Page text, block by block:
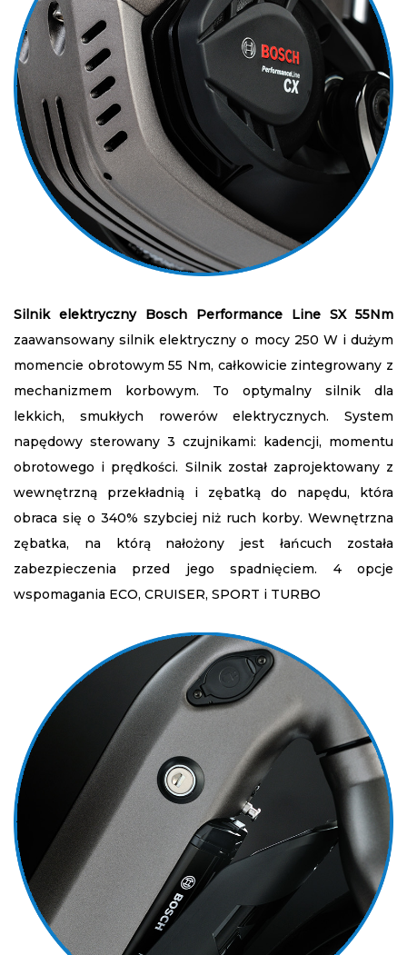
Silnik elektryczny Bosch Performance Line SX 55Nm
zaawansowany silnik elektryczny o mocy 250 W i dużym
momencie obrotowym 55 Nm, całkowicie zintegrowany z
mechanizmem korbowym. To optymalny silnik dla
lekkich, smukłych rowerów elektrycznych. System
napędowy sterowany 3 czujnikami: kadencji, momentu
obrotowego i prędkości. Silnik został zaprojektowany z
wewnętrzną przekładnią i zębatką do napędu, która
obraca się o 340% szybciej niż ruch korby. Wewnętrzna
zębatka, na którą nałożony jest łańcuch została
zabezpieczenia przed jego spadnięciem. 4 opcje
wspomagania ECO, CRUISER, SPORT i TURBO